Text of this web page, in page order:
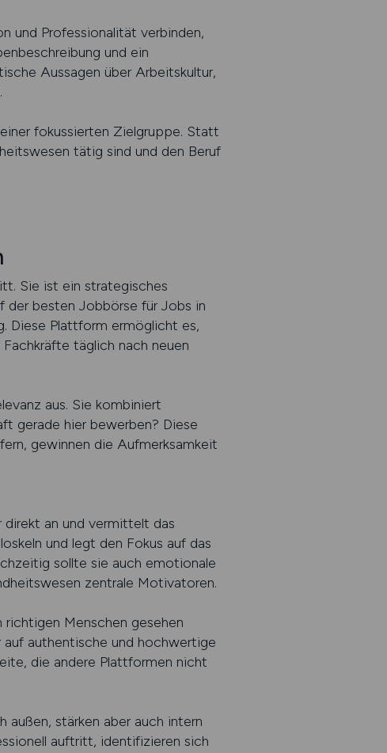
und Professionalität verbinden,
und ein
Aussagen über Arbeitskultur,
fokussierten Zielgruppe. Statt
tätig sind und den Beruf
Sie ist ein strategisches
der besten Jobbörse für Jobs in
Diese Plattform ermöglicht es,
täglich nach neuen
aus. Sie kombiniert
gerade hier bewerben? Diese
gewinnen die Aufmerksamkeit
an und vermittelt das
und legt den Fokus auf das
sollte sie auch emotionale
zentrale Motivatoren.
Menschen gesehen
auf authentische und hochwertige
die andere Plattformen nicht
außen, stärken aber auch intern
auftritt, identifizieren sich